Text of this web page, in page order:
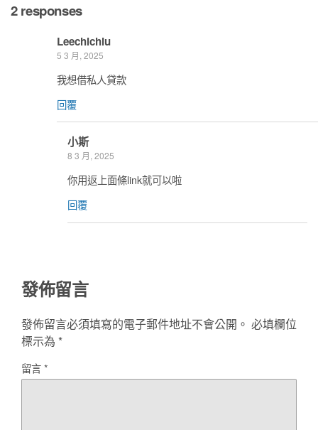
2 responses
Leechichiu
5 3 月, 2025
我想借私人貸款
回覆
小斯
8 3 月, 2025
你用返上面條link就可以啦
回覆
發佈留言
發佈留言必須填寫的電子郵件地址不會公開。 必填欄位
標示為 *
留言*